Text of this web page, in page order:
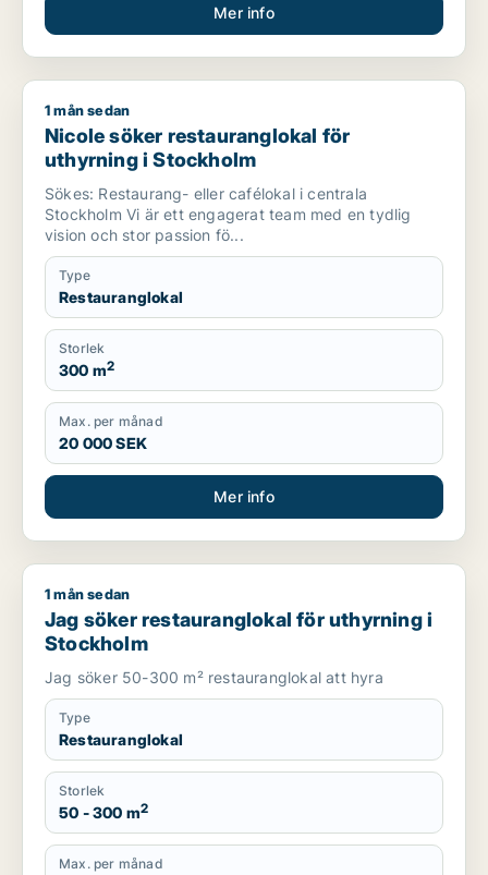
Mer info
Nicole söker restauranglokal för uthyrning i Stockholm
1 mån sedan
Nicole söker restauranglokal för
uthyrning i Stockholm
Sökes: Restaurang- eller cafélokal i centrala
Stockholm Vi är ett engagerat team med en tydlig
vision och stor passion fö...
Type
Restauranglokal
Storlek
300 m2
Max. per månad
20 000 SEK
Mer info
Jag söker restauranglokal för uthyrning i Stockholm
1 mån sedan
Jag söker restauranglokal för uthyrning i
Stockholm
Jag söker 50-300 m² restauranglokal att hyra
Type
Restauranglokal
Storlek
50 - 300 m2
Max. per månad